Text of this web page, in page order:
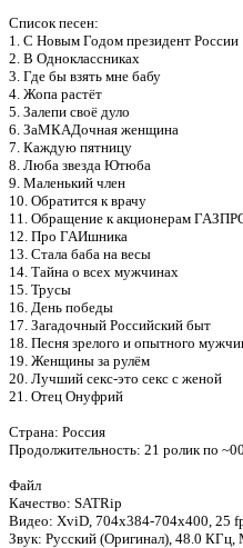
Список песен:
1. C Новым Годом президент России
2. В Одноклассниках
3. Где бы взять мне бабу
4. Жопа растёт
5. Залепи своё дуло
6. ЗаМКАДочная женщина
7. Каждую пятницу
8. Люба звезда Ютюба
9. Маленький член
10. Обратится к врачу
11. Обращение к акционерам
12. Про ГАИшника
13. Стала баба на весы
14. Тайна о всех мужчинах
15. Трусы
16. День победы
17. Загадочный Российский быт
18. Песня зрелого и опытного
19. Женщины за рулём
20. Лучший секс-это секс с женой
21. Отец Онуфрий
Страна: Россия
Продолжительность: 21 ролик по
Файл
Качество: SATRip
Видео: XviD, 704x384-704x400, 25
Звук: Русский (Оригинал), 48.0 КГц,